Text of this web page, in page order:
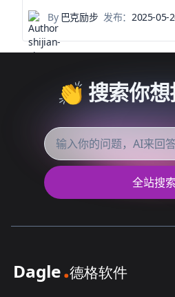
By巴克励步 发布：2025-05-
👏 搜索你
全站搜索